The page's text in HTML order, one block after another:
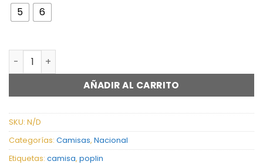
5 6
CAMISA POPLIN cantidad
AÑADIR AL CARRITO
SKU: N/D
Categorías: Camisas, Nacional
Etiquetas: camisa, poplin